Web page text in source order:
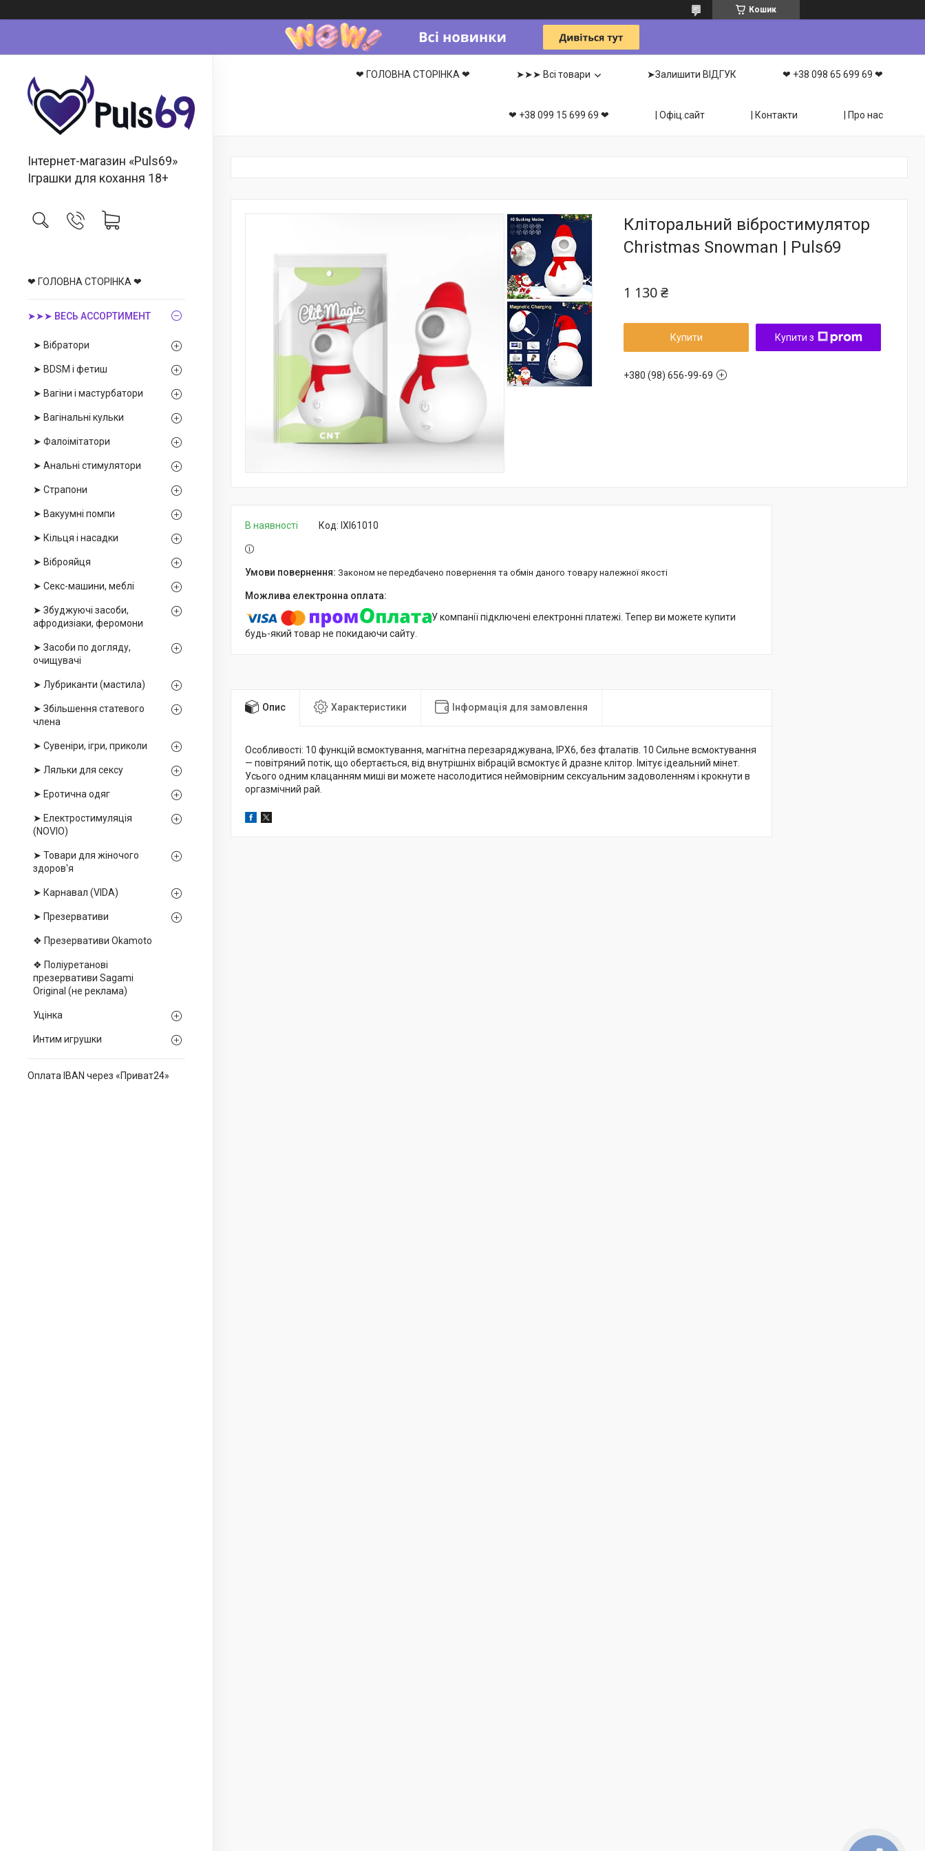
Кошик
Інтернет-магазин «Puls69»
Іграшки для кохання 18+
❤ ГОЛОВНА СТОРІНКА ❤
➤➤➤ ВЕСЬ АССОРТИМЕНТ
➤ Вібратори
➤ BDSM і фетиш
➤ Вагіни і мастурбатори
➤ Вагінальні кульки
➤ Фалоімітатори
➤ Анальні стимулятори
➤ Страпони
➤ Вакуумні помпи
➤ Кільця і насадки
➤ Віброяйця
➤ Секс-машини, меблі
➤ Збуджуючі засоби,
афродизіаки, феромони
➤ Засоби по догляду,
очищувачі
➤ Лубриканти (мастила)
➤ Збільшення статевого
члена
➤ Сувеніри, ігри, приколи
➤ Ляльки для сексу
➤ Еротична одяг
➤ Електростимуляція
(NOVIO)
➤ Товари для жіночого
здоров'я
➤ Карнавал (VIDA)
➤ Презервативи
❖ Презервативи Okamoto
❖ Поліуретанові
презервативи Sagami
Оriginal (не реклама)
Уцінка
Интим игрушки
Оплата IBAN через «Приват24»
❤ ГОЛОВНА СТОРІНКА ❤ ➤➤➤ Всі товари ➤Залишити ВІДГУК ❤ +38 098 65 699 69 ❤
❤ +38 099 15 699 69 ❤ | Офіц.сайт | Контакти | Про нас
Кліторальний вібростимулятор
Christmas Snowman | Puls69
1 130 ₴
Купити Купити з
+380 (98) 656-99-69
В наявності Код: IXI61010
Законом не передбачено повернення та обмін даного товару належної якості
У компанії підключені електронні платежі. Тепер ви можете купити
будь-який товар не покидаючи сайту.
Опис Характеристики Інформація для замовлення
Особливості: 10 функцій всмоктування, магнітна перезаряджувана, IPX6, без фталатів. 10 Сильне всмоктування
— повітряний потік, що обертається, від внутрішніх вібрацій всмоктує й дразне клітор. Імітує ідеальний мінет.
Усього одним клацанням миші ви можете насолодитися неймовірним сексуальним задоволенням і крокнути в
оргазмічний рай.